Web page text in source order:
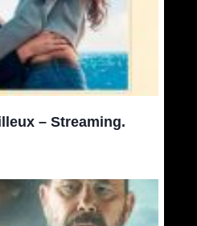
– Streaming.